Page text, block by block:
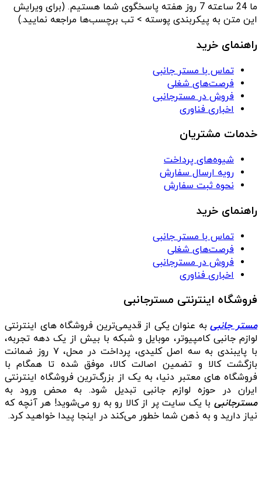
ما 24 ساعته 7 روز هفته پاسخگوی شما هستیم. (برای ویرایش
این متن به پیکربندی پوسته > تب برچسب‌ها مراجعه نمایید.)
راهنمای خرید
تماس با مستر جانبی
فرصت‌های شغلی
فروش در مسترجانبی
اخباری فناوری
خدمات مشتریان
شیوه‌های پرداخت
رویه ارسال سفارش
نحوه ثبت سفارش
راهنمای خرید
تماس با مستر جانبی
فرصت‌های شغلی
فروش در مسترجانبی
اخباری فناوری
فروشگاه اینترنتی مسترجانبی
مستر جانبیبه عنوان یکی از قدیمی‌ترین فروشگاه های اینترنتی
لوازم جانبی کامپیوتر، موبایل و شبکه با بیش از یک دهه تجربه،
با پایبندی به سه اصل کلیدی، پرداخت در محل، ۷ روز ضمانت
بازگشت کالا و تضمین اصالت کالا، موفق شده تا همگام با
فروشگاه‌ های معتبر دنیا، به یک از بزرگ‌ترین فروشگاه اینترنتی
ایران در حوزه لوازم جانبی تبدیل شود. به محض ورود به
مسترجانبی با یک سایت پر از کالا رو به رو می‌شوید! هر آنچه که
نیاز دارید و به ذهن شما خطور می‌کند در اینجا پیدا خواهید کرد.